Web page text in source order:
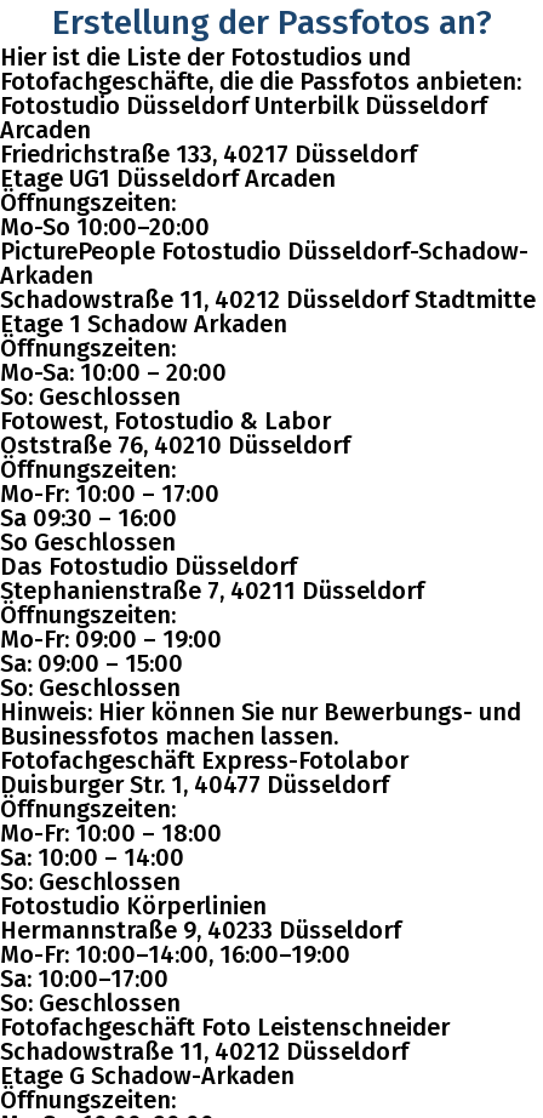
Erstellung der Passfotos an?
Hier ist die Liste der Fotostudios und
Fotofachgeschäfte, die die Passfotos anbieten:
Fotostudio Düsseldorf Unterbilk Düsseldorf
Arcaden
Friedrichstraße 133, 40217 Düsseldorf
Etage UG1 Düsseldorf Arcaden
Öffnungszeiten:
Mo-So 10:00–20:00
PicturePeople Fotostudio Düsseldorf-Schadow-
Arkaden
Schadowstraße 11, 40212 Düsseldorf Stadtmitte
Etage 1 Schadow Arkaden
Öffnungszeiten:
Mo-Sa: 10:00 – 20:00
So: Geschlossen
Fotowest, Fotostudio & Labor
Oststraße 76, 40210 Düsseldorf
Öffnungszeiten:
Mo-Fr: 10:00 – 17:00
Sa 09:30 – 16:00
So Geschlossen
Das Fotostudio Düsseldorf
Stephanienstraße 7, 40211 Düsseldorf
Öffnungszeiten:
Mo-Fr: 09:00 – 19:00
Sa: 09:00 – 15:00
So: Geschlossen
Hinweis: Hier können Sie nur Bewerbungs- und
Businessfotos machen lassen.
Fotofachgeschäft Express-Fotolabor
Duisburger Str. 1, 40477 Düsseldorf
Öffnungszeiten:
Mo-Fr: 10:00 – 18:00
Sa: 10:00 – 14:00
So: Geschlossen
Fotostudio Körperlinien
Hermannstraße 9, 40233 Düsseldorf
Mo-Fr: 10:00–14:00, 16:00–19:00
Sa: 10:00–17:00
So: Geschlossen
Fotofachgeschäft Foto Leistenschneider
Schadowstraße 11, 40212 Düsseldorf
Etage G Schadow-Arkaden
Öffnungszeiten: